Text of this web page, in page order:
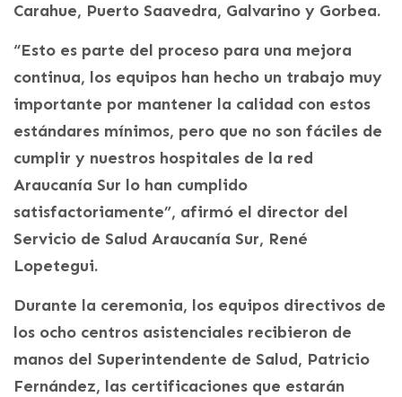
Carahue, Puerto Saavedra, Galvarino y Gorbea.
“Esto es parte del proceso para una mejora
continua, los equipos han hecho un trabajo muy
importante por mantener la calidad con estos
estándares mínimos, pero que no son fáciles de
cumplir y nuestros hospitales de la red
Araucanía Sur lo han cumplido
satisfactoriamente”, afirmó el director del
Servicio de Salud Araucanía Sur, René
Lopetegui.
Durante la ceremonia, los equipos directivos de
los ocho centros asistenciales recibieron de
manos del Superintendente de Salud, Patricio
Fernández, las certificaciones que estarán